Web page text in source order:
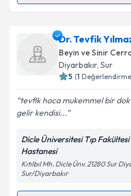
kapsamda
Takvim
Uzm. Dr. Soner Yaşar
oluşturun. Size bu
takvim hazırlandığında
Kişisel verilerimin
Metni
kapsamda
Dr. Tevfik
Beyin ve Sinir
Diyarbakır, Sur
5 (1
tevfik hoca mukemmel bir
gelir kendisi...
Dicle Üniversitesi Tıp
Hastanesi
Kıtılbıl Mh. Dicle Ünv. 21280 Sur
Sur/Diyarbakır